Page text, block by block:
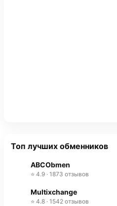
Топ лучших обменников
ABCObmen
⭐ 4.9 · 1873 отзывов
Multixchange
⭐ 4.8 · 1542 отзывов